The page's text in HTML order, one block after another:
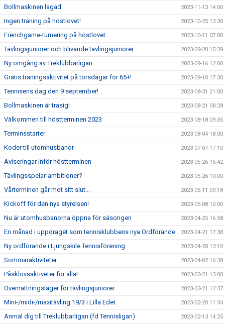
Bollmaskinen lagad 2023-11-13 14:00
Ingen träning på höstlovet! 2023-10-25 13:30
Frenchgame-turnering på höstlovet 2023-10-11 07:00
Tävlingsjuniorer och blivande tävlingsjuniorer 2023-09-20 15:39
Ny omgång av Treklubbarligan 2023-09-16 12:00
Gratis träningsaktivitet på torsdagar för 65+! 2023-09-10 17:30
Tennisens dag den 9 september! 2023-08-31 21:00
Bollmaskinen är trasig! 2023-08-21 08:28
Välkommen till höstterminen 2023 2023-08-18 09:35
Terminsstarter 2023-08-04 18:00
Koder till utomhusbanor 2023-07-07 17:10
Aviseringar inför höstterminen 2023-05-26 15:42
Tävlingsspelar-ambitioner? 2023-05-26 10:00
Vårterminen går mot sitt slut... 2023-05-11 09:18
Kickoff för den nya styrelsen! 2023-05-08 10:00
Nu är utomhusbanorna öppna för säsongen 2023-04-25 16:58
En månad i uppdraget som tennisklubbens nya Ordförande 2023-04-21 17:38
Ny ordförande i Ljungskile Tennisförening 2023-04-20 13:10
Sommaraktiviteter 2023-04-02 16:38
Påsklovsaktiveter för alla! 2023-03-21 13:00
Övernattningsläger för tävlingsjuniorer 2023-03-21 12:37
Mini-/midi-/maxitävling 19/3 i Lilla Edet 2023-02-20 11:34
Anmäl dig till Treklubbarligan (fd Tennisligan) 2023-02-13 14:25